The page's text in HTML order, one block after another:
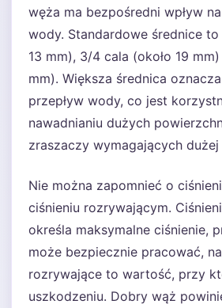
węża ma bezpośredni wpływ
wody. Standardowe średnice to
13 mm), 3/4 cala (około 19
mm). Większa średnica
przepływ wody, co jest
nawadnianiu dużych
zraszaczy wymagających
Nie można zapomnieć o
ciśnieniu rozrywającym.
określa maksymalne ciśnienie,
może bezpiecznie pracować,
rozrywające to wartość, przy
uszkodzeniu. Dobry wąż